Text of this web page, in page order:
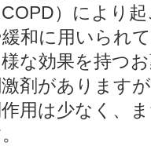
COPD）により
和に用いられ
様な効果を持つ
剤があります
用は少なく、